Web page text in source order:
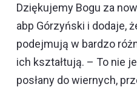
Dziękujemy Bogu za
abp Górzyński i dodaje,
podejmują w bardzo
ich kształtują. – To nie
posłany do wiernych,